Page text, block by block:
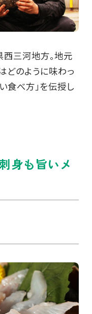
三河地方。地元
どのように味わっ
食べ方」を伝授し
身も旨いメ